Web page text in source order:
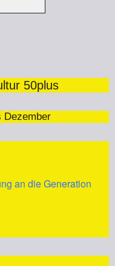
50plus
Dezember
an die Generation